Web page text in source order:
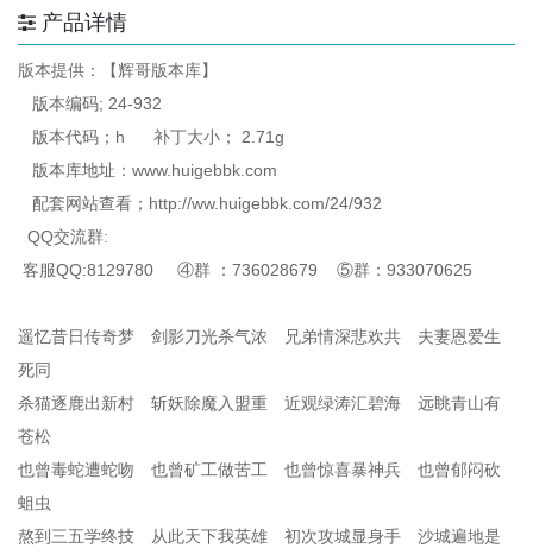
产品详情
版本提供：【辉哥版本库】
版本编码; 24-932
版本代码；h 补丁大小； 2.71g
版本库地址：www.huigebbk.com
配套网站查看；http://ww.huigebbk.com/24/932
QQ交流群:
客服QQ:8129780 ④群 ：736028679 ⑤群：933070625
遥忆昔日传奇梦 剑影刀光杀气浓 兄弟情深悲欢共 夫妻恩爱生
死同
杀猫逐鹿出新村 斩妖除魔入盟重 近观绿涛汇碧海 远眺青山有
苍松
也曾毒蛇遭蛇吻 也曾矿工做苦工 也曾惊喜暴神兵 也曾郁闷砍
蛆虫
熬到三五学终技 从此天下我英雄 初次攻城显身手 沙城遍地是